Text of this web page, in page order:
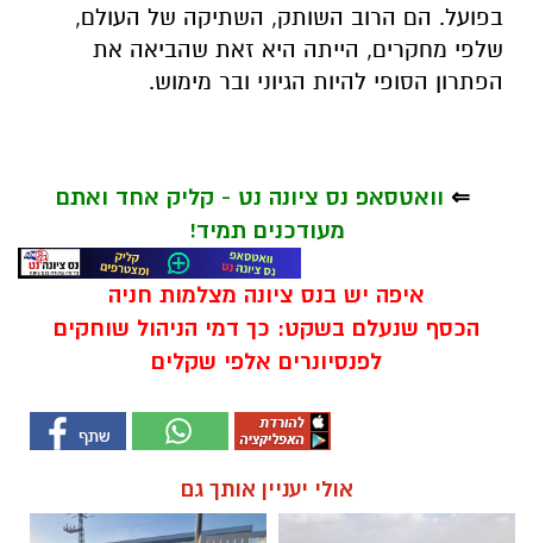
בפועל. הם הרוב השותק, השתיקה של העולם,
שלפי מחקרים, הייתה היא זאת שהביאה את
הפתרון הסופי להיות הגיוני ובר מימוש.
⇐ וואטסאפ נס ציונה נט - קליק אחד ואתם
מעודכנים תמיד!
איפה יש בנס ציונה מצלמות חניה
הכסף שנעלם בשקט: כך דמי הניהול שוחקים
לפנסיונרים אלפי שקלים
אולי יעניין אותך גם